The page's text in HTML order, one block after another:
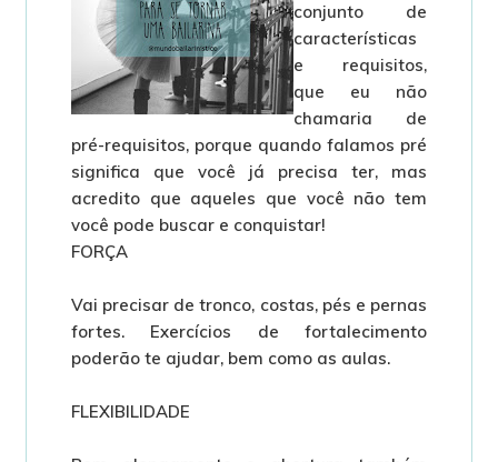
conjunto de
características
e requisitos,
que eu não
chamaria de
pré-requisitos, porque quando falamos pré
significa que você já precisa ter, mas
acredito que aqueles que você não tem
você pode buscar e conquistar!
FORÇA
Vai precisar de tronco, costas, pés e pernas
fortes. Exercícios de fortalecimento
poderão te ajudar, bem como as aulas.
FLEXIBILIDADE